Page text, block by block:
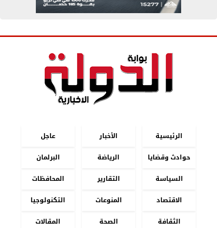
الرئيسية الأخبار
عاجل
حوادث وقضايا
الرياضة
البرلمان
السياسة
التقارير
المحافظات
الاقتصاد
المنوعات
التكنولوجيا
الثقافة
الصحة المقالات